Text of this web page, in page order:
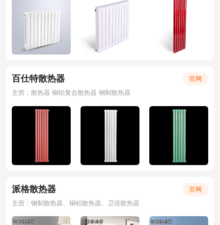
百仕特散热器
官网
主营：散热器 铜铝复合散热器 钢制散热器
派格散热器
官网
主营：钢制散热器、铜铝散热器、卫浴散热器